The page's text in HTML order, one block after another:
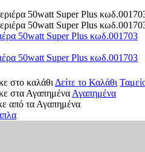
50watt Super Plus κωδ.001703
50watt Super Plus κωδ.001703
στο καλάθι Δείτε το Καλάθι
στα Αγαπημένα Αγαπημένα
από τα Αγαπημένα